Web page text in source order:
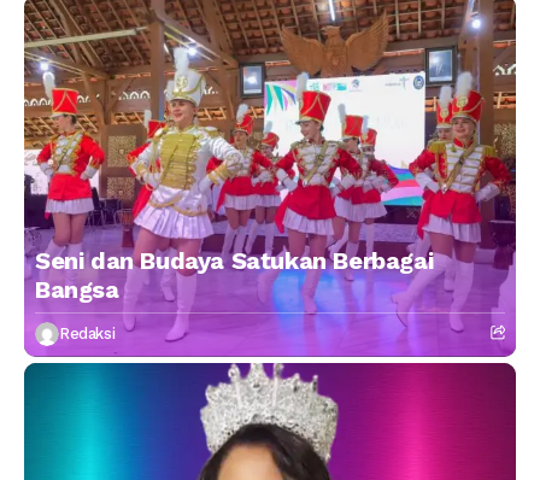
Seni dan Budaya Satukan Berbagai
Bangsa
Redaksi